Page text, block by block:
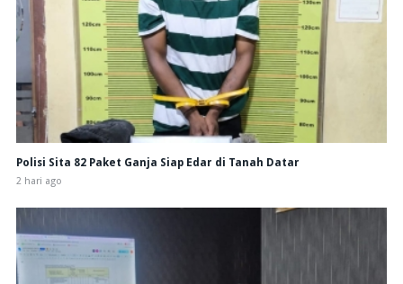
Polisi Sita 82 Paket Ganja Siap Edar di Tanah Datar
2 hari ago